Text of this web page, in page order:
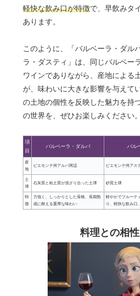
軽快な飲み口が特徴で、早飲みタ
あります。
このように、「バルベーラ・ダル
ラ・ダスティ」は、同じバルベー
ワインでありながら、産地による
が、味わいに大きな影響を与えて
の土地の個性を反映した魅力を持
の世界を、ぜひお楽しみください。
項
目
バルベーラ・ダルバ バル
産
地
ピエモンテ州アルバ周辺 ピエモンテ州アス
土
壌
石灰質と粘土質が混ざり合った土壌 砂質土壌
特
徴
力強く、しっかりとした骨格、長期熟
成に耐える重厚な味わい
軽やかでフルーテ
り、軽快な飲み口
料理との相性